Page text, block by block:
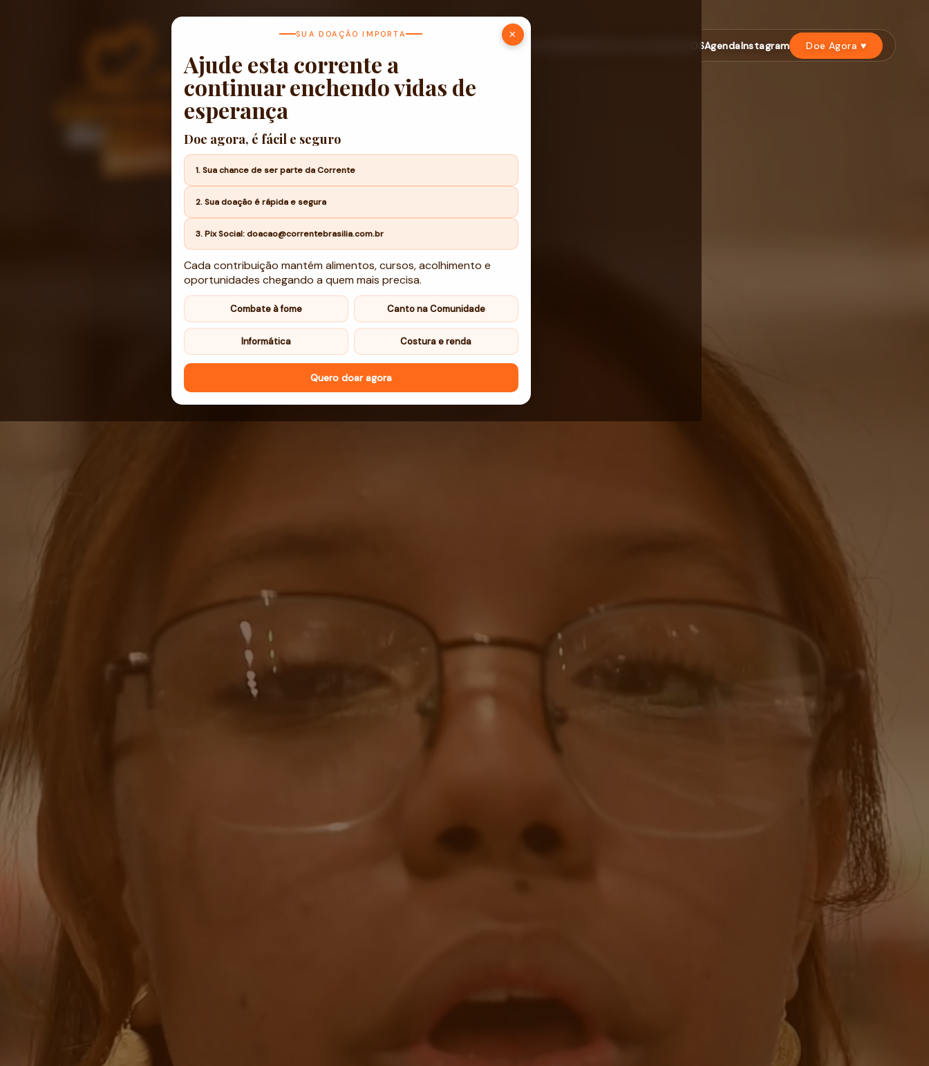
×
SUA DOAÇÃO IMPORTA
Ajude esta corrente a
continuar enchendo vidas de
esperança
Doe agora, é fácil e seguro
1. Sua chance de ser parte da Corrente
2. Sua doação é rápida e segura
3. Pix Social: doacao@correntebrasilia.com.br
Cada contribuição mantém alimentos, cursos, acolhimento e
oportunidades chegando a quem mais precisa.
Combate à fome Canto na Comunidade
Informática Costura e renda
Quero doar agora
Musical ODSAgendaInstagram Doe Agora ♥